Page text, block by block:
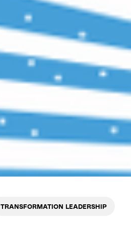
TRANSFORMATION LEADERSHIP